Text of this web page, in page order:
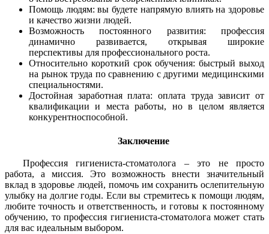
Помощь людям: вы будете напрямую влиять на здоровье
и качество жизни людей.
Возможность постоянного развития: профессия
динамично развивается, открывая широкие
перспективы для профессионального роста.
Относительно короткий срок обучения: быстрый выход
на рынок труда по сравнению с другими медицинскими
специальностями.
Достойная заработная плата: оплата труда зависит от
квалификации и места работы, но в целом является
конкурентноспособной.
Заключение
Профессия гигиениста-стоматолога – это не просто
работа, а миссия. Это возможность внести значительный
вклад в здоровье людей, помочь им сохранить ослепительную
улыбку на долгие годы. Если вы стремитесь к помощи людям,
любите точность и ответственность, и готовы к постоянному
обучению, то профессия гигиениста-стоматолога может стать
для вас идеальным выбором.